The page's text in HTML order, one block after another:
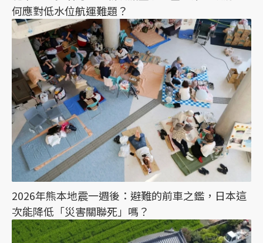
何應對低水位航運難題？
2026年熊本地震一週後：避難的前車之鑑，日本這
次能降低「災害關聯死」嗎？